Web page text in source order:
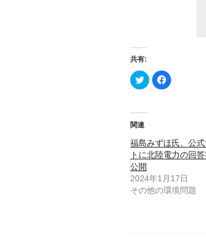
共有:
ク
リ
て
t
t
e
r
で
共
有
(
F
a
共
有
す
は
ク
リ
関連
福島みずほ氏、公式
トに北陸電力の回
公開
2024年1月17日
その他の環境問題